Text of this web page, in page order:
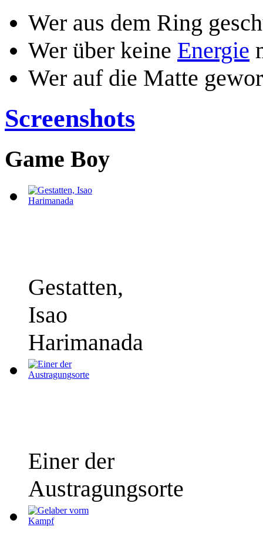
Wer aus dem Ring
Wer über keine Energie
Wer auf die Matte
Screenshots
Game Boy
Gestatten,
Isao
Harimanada
Einer der
Austragungsorte